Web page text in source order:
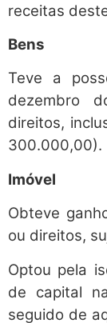
receitas
Bens
Teve a
dezembro
direitos,
300.000,00).
Imóvel
Obteve
ou direitos,
Optou pela
de capital
seguido de